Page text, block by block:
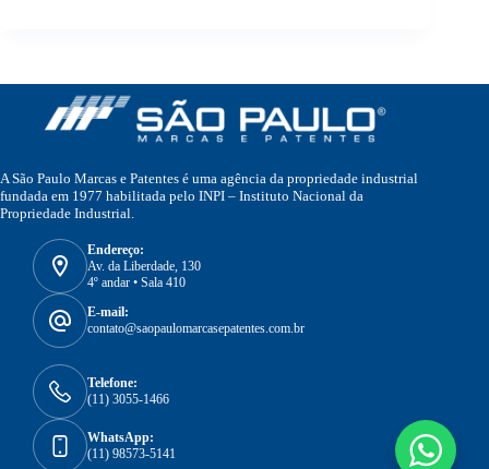
A São Paulo Marcas e Patentes é uma agência da propriedade industrial
fundada em 1977 habilitada pelo INPI – Instituto Nacional da
Propriedade Industrial.
Endereço:
Av. da Liberdade, 130
4º andar • Sala 410
E-mail:
contato@saopaulomarcasepatentes.com.br
Telefone:
(11) 3055-1466
WhatsApp:
(11) 98573-5141